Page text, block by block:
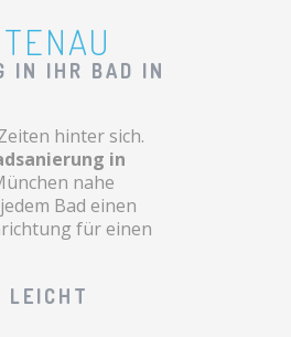
IN IHR BAD IN
hinter sich.
in
nahe
Bad einen
für einen
LEICHT